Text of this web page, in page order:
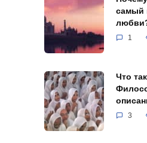
самый
1
Что
3